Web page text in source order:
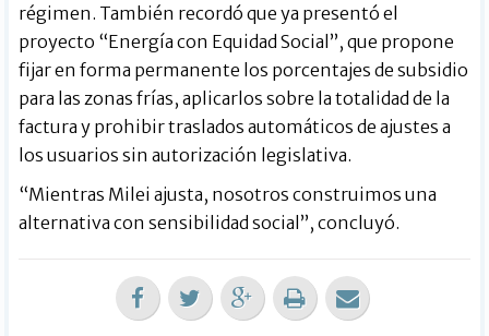
régimen. También recordó que ya presentó el
proyecto “Energía con Equidad Social”, que propone
fijar en forma permanente los porcentajes de subsidio
para las zonas frías, aplicarlos sobre la totalidad de la
factura y prohibir traslados automáticos de ajustes a
los usuarios sin autorización legislativa.
“Mientras Milei ajusta, nosotros construimos una
alternativa con sensibilidad social”, concluyó.